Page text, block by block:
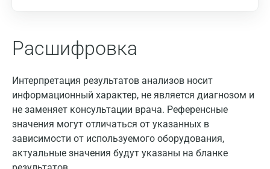
Расшифровка
Интерпретация результатов анализов носит
информационный характер, не является диагнозом и
не заменяет консультации врача. Референсные
значения могут отличаться от указанных в
зависимости от используемого оборудования,
актуальные значения будут указаны на бланке